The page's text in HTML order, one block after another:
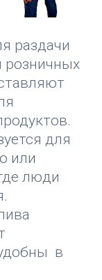
раздачи
розничных
для
или
люди
в